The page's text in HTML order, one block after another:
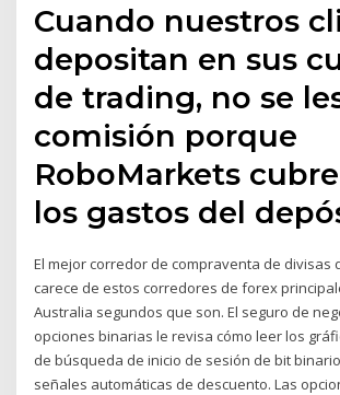
Cuando nuestros
depositan en sus
de trading, no se
comisión porque
RoboMarkets
los gastos del
El mejor corredor de compraventa de divisas
carece de estos corredores de forex
Australia segundos que son. El seguro de
opciones binarias le revisa cómo leer los
de búsqueda de inicio de sesión de bit
señales automáticas de descuento. Las